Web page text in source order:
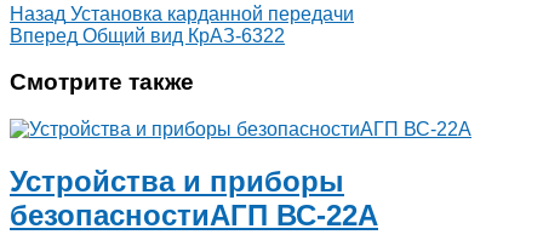
Назад Установка карданной передачи
Вперед Общий вид КрАЗ-6322
Смотрите также
Устройства и приборы
безопасностиАГП ВС-22А